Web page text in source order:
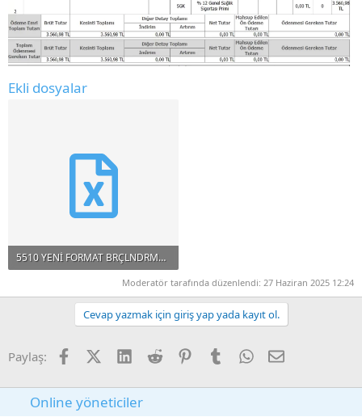
Ekli dosyalar
5510 YENİ FORMAT BRÇLNDRMA GSS HARUN ERAY.xlsx
96 KB · Görüntüleme: 11Moderatör tarafında düzenlendi: 27 Haziran 2025 12:24
Cevap yazmak için giriş yap yada kayıt ol.
Paylaş: FacebookX (Twitter)
LinkedIn
Reddit PinterestTumblrWhatsApp
E-posta
Online yöneticiler